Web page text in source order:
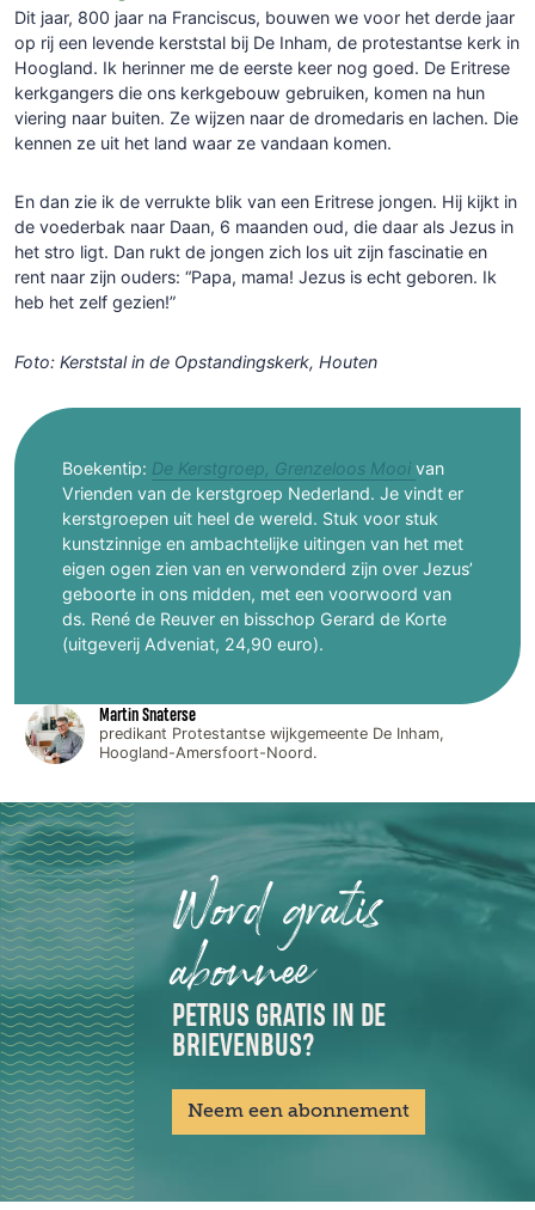
Dit jaar, 800 jaar na Franciscus, bouwen we voor het derde jaar
op rij een levende kerststal bij De Inham, de protestantse kerk in
Hoogland. Ik herinner me de eerste keer nog goed. De Eritrese
kerkgangers die ons kerkgebouw gebruiken, komen na hun
viering naar buiten. Ze wijzen naar de dromedaris en lachen. Die
kennen ze uit het land waar ze vandaan komen.
En dan zie ik de verrukte blik van een Eritrese jongen. Hij kijkt in
de voederbak naar Daan, 6 maanden oud, die daar als Jezus in
het stro ligt. Dan rukt de jongen zich los uit zijn fascinatie en
rent naar zijn ouders: “Papa, mama! Jezus is echt geboren. Ik
heb het zelf gezien!”
Foto: Kerststal in de Opstandingskerk, Houten
Boekentip: De Kerstgroep, Grenzeloos Mooi van
Vrienden van de kerstgroep Nederland. Je vindt er
kerstgroepen uit heel de wereld. Stuk voor stuk
kunstzinnige en ambachtelijke uitingen van het met
eigen ogen zien van en verwonderd zijn over Jezus’
geboorte in ons midden, met een voorwoord van
ds. René de Reuver en bisschop Gerard de Korte
(uitgeverij Adveniat, 24,90 euro).
Martin Snaterse
predikant Protestantse wijkgemeente De Inham,
Hoogland-Amersfoort-Noord.
Word gratis
abonnee
PETRUS GRATIS IN DE
BRIEVENBUS?
Neem een abonnement